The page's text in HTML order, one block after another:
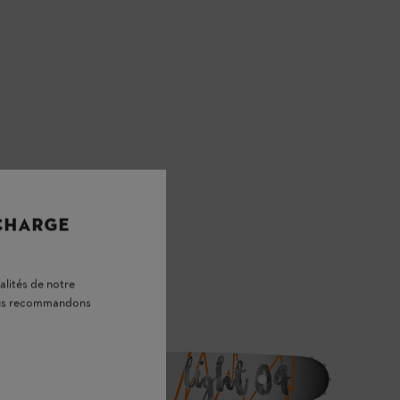
de notre
recommandons